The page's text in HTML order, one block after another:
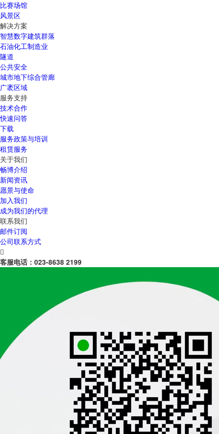
比赛场馆
风景区
解决方案
智慧数字建筑群落
石油化工制造业
隧道
公共安全
城市地下综合管廊
广袤区域
服务支持
技术合作
快速问答
下载
服务政策与培训
租赁服务
关于我们
畅博介绍
新闻资讯
愿景与使命
加入我们
成为我们的代理
联系我们
邮件订阅
公司联系方式

客服电话： 023-8638 2199